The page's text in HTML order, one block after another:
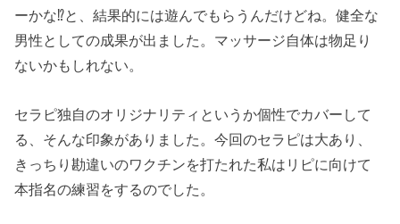
ーかな⁉と、結果的には遊んでもらうんだけどね。健全な
男性としての成果が出ました。マッサージ自体は物足り
ないかもしれない。
セラピ独自のオリジナリティというか個性でカバーして
る、そんな印象がありました。今回のセラピは大あり、
きっちり勘違いのワクチンを打たれた私はリピに向けて
本指名の練習をするのでした。